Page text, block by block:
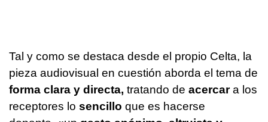
Tal y como se destaca desde el propio Celta, la
pieza audiovisual en cuestión aborda el tema de
forma clara y directa, tratando de acercara los
receptores lo sencillo que es hacerse